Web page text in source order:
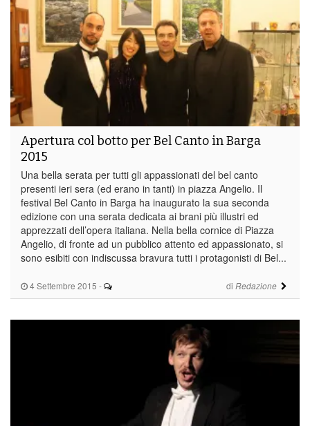
4 Settembre 2015 - di Redazione
Apertura col botto per Bel Canto in Barga
2015
Una bella serata per tutti gli appassionati del bel canto
presenti ieri sera (ed erano in tanti) in piazza Angelio. Il
festival Bel Canto in Barga ha inaugurato la sua seconda
edizione con una serata dedicata ai brani più illustri ed
apprezzati dell’opera italiana. Nella bella cornice di Piazza
Angelio, di fronte ad un pubblico attento ed appassionato, si
sono esibiti con indiscussa bravura tutti i protagonisti di Bel...